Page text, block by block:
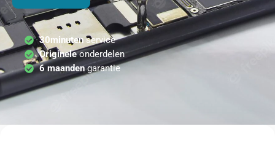
30minutenservice
Origineleonderdelen
6 maandengarantie